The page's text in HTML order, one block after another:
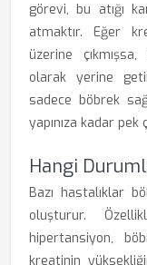
görevi, bu atığı
atmaktır. Eğer
üzerine
olarak yerine
sadece böbrek
yapınıza kadar
Hangi
Bazı hastalıklar
oluşturur.
hipertansiyon,
kreatinin